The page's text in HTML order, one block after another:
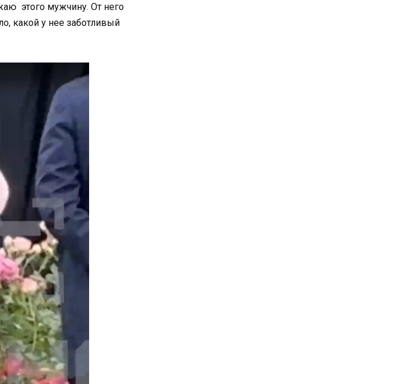
этого мужчину. От него
какой у нее заботливый